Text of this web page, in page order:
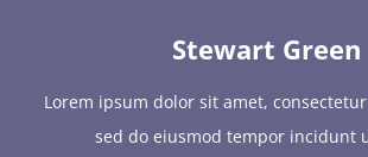
Stewart Green
Lorem ipsum dolor sit amet,
sed do eiusmod tempor incidunt